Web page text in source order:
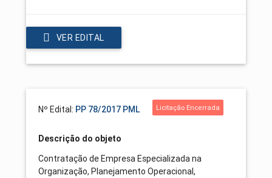
VER EDITAL
Nº Edital: PP 78/2017 PML Licitação Encerrada
Descrição do objeto
Contratação de Empresa Especializada na
Organização, Planejamento Operacional,